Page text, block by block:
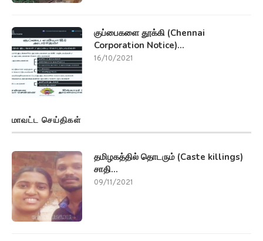
குப்பைகளை தூக்கி (Chennai
Corporation Notice)...
16/10/2021
மாவட்ட செய்திகள்
தமிழகத்தில் தொடரும் (Caste killings)
சாதி...
09/11/2021